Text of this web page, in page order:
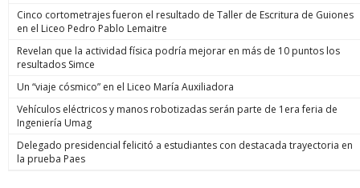
Cinco cortometrajes fueron el resultado de Taller de Escritura de Guiones
en el Liceo Pedro Pablo Lemaitre
Revelan que la actividad física podría mejorar en más de 10 puntos los
resultados Simce
Un “viaje cósmico” en el Liceo María Auxiliadora
Vehículos eléctricos y manos robotizadas serán parte de 1era feria de
Ingeniería Umag
Delegado presidencial felicitó a estudiantes con destacada trayectoria en
la prueba Paes